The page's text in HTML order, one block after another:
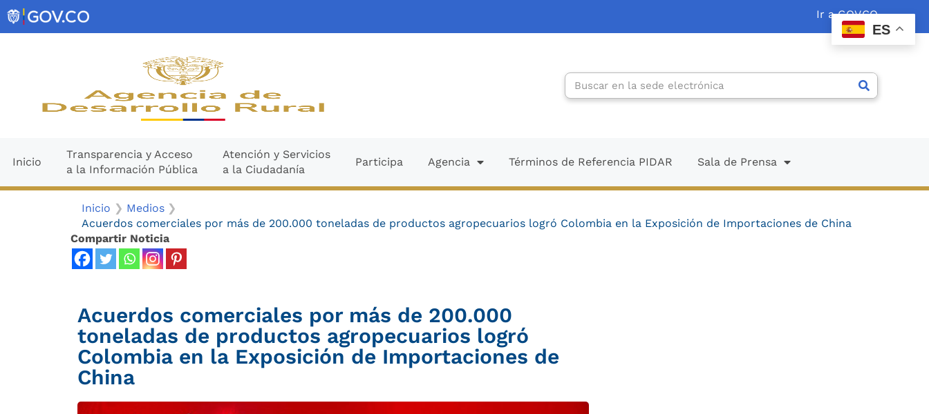
contenido
al
contenido
Ir a GOV.CO
Search
Inicio
Transparencia y Acceso
a la Información Pública
Atención y Servicios
a la Ciudadanía
Participa Agencia Términos de Referencia PIDAR Sala de Prensa
Inicio
Medios
Acuerdos comerciales por más de 200.000 toneladas de productos agropecuarios logró Colombia en la Exposición de Importaciones de China
Compartir Noticia
Acuerdos comerciales por más de 200.000
toneladas de productos agropecuarios logró
Colombia en la Exposición de Importaciones de
China
ES